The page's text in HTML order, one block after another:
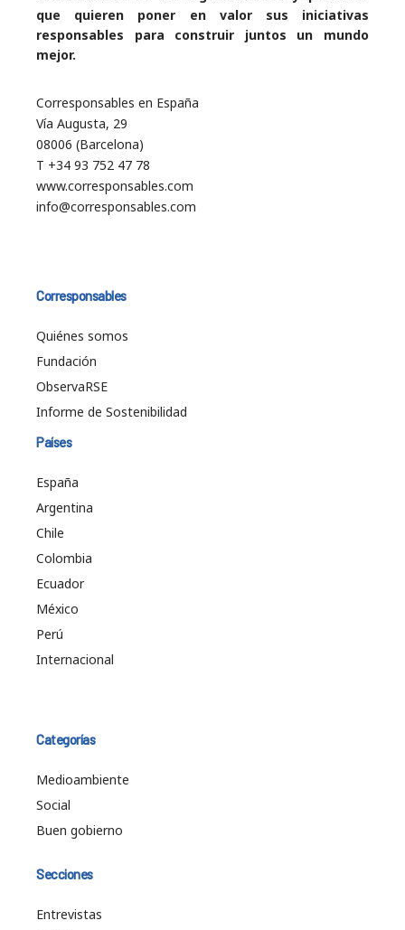
que quieren poner en valor sus iniciativas
responsables para construir juntos un mundo
mejor.
Corresponsables en España
Vía Augusta, 29
08006 (Barcelona)
T +34 93 752 47 78
www.corresponsables.com
info@corresponsables.com
Corresponsables
Quiénes somos
Fundación
ObservaRSE
Informe de Sostenibilidad
Países
España
Argentina
Chile
Colombia
Ecuador
México
Perú
Internacional
Categorías
Medioambiente
Social
Buen gobierno
Secciones
Entrevistas